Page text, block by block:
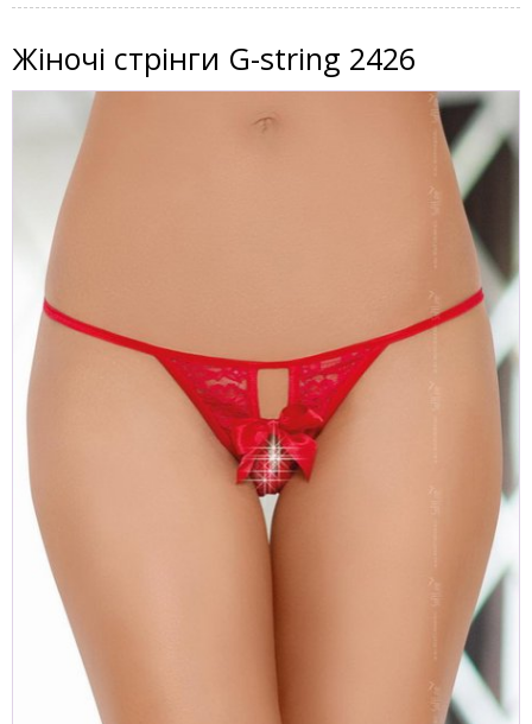
Жіночі стрінги G-string 2426